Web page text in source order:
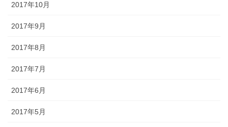
2017年10月
2017年9月
2017年8月
2017年7月
2017年6月
2017年5月